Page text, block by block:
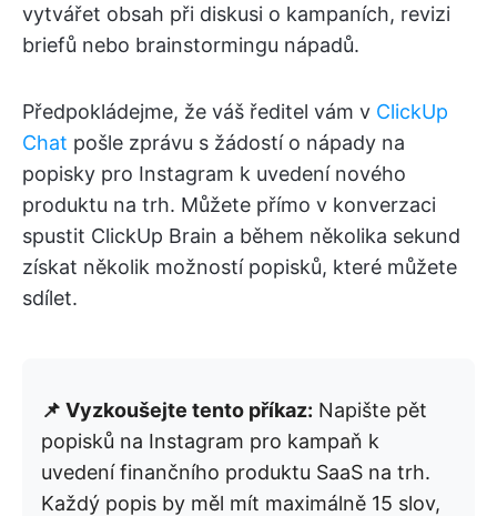
vytvářet obsah při diskusi o kampaních, revizi
briefů nebo brainstormingu nápadů.
Předpokládejme, že váš ředitel vám v ClickUp
Chat pošle zprávu s žádostí o nápady na
popisky pro Instagram k uvedení nového
produktu na trh. Můžete přímo v konverzaci
spustit ClickUp Brain a během několika sekund
získat několik možností popisků, které můžete
sdílet.
📌 Vyzkoušejte tento příkaz: Napište pět
popisků na Instagram pro kampaň k
uvedení finančního produktu SaaS na trh.
Každý popis by měl mít maximálně 15 slov,